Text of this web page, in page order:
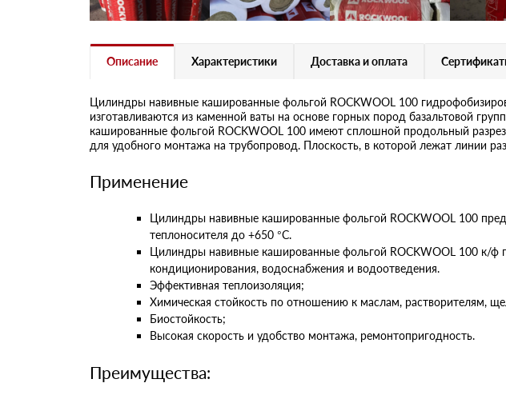
Описание Характеристики Доставка и оплата
Цилиндры навивные кашированные фольгой ROCKWOOL 100
изготавливаются из каменной ваты на основе горных пород базальтовой
кашированные фольгой ROCKWOOL 100 имеют сплошной продольный
для удобного монтажа на трубопровод. Плоскость, в которой лежат линии
Применение
Цилиндры навивные кашированные фольгой ROCKWOOL 100
теплоносителя до +650 °С.
Цилиндры навивные кашированные фольгой ROCKWOOL 100 к/ф
кондиционирования, водоснабжения и водоотведения.
Эффективная теплоизоляция;
Химическая стойкость по отношению к маслам, растворителям,
Биостойкость;
Высокая скорость и удобство монтажа, ремонтопригодность.
Преимущества: